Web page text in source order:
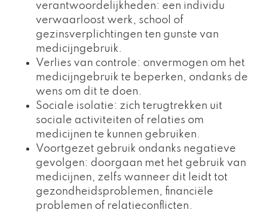
verantwoordelijkheden: een individu
verwaarloost werk, school of
gezinsverplichtingen ten gunste van
medicijngebruik.
Verlies van controle: onvermogen om het
medicijngebruik te beperken, ondanks de
wens om dit te doen.
Sociale isolatie: zich terugtrekken uit
sociale activiteiten of relaties om
medicijnen te kunnen gebruiken.
Voortgezet gebruik ondanks negatieve
gevolgen: doorgaan met het gebruik van
medicijnen, zelfs wanneer dit leidt tot
gezondheidsproblemen, financiële
problemen of relatieconflicten.